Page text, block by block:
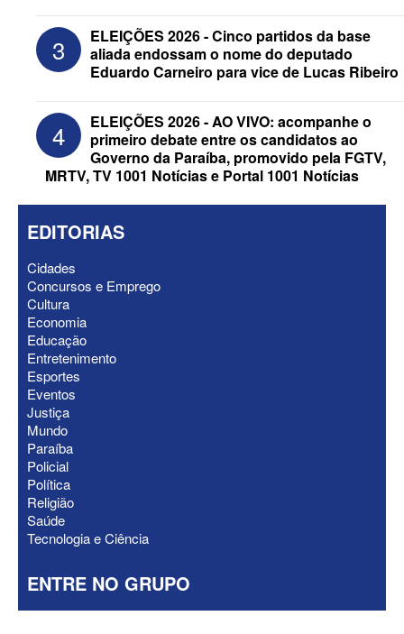
Senado da Paraíba
ELEIÇÕES 2026 - Senado: Novo
anuncia Zé Carneiro e Pastor Jader
Medeiros na suplência de Major Fábio
3
ELEIÇÕES 2026 - Cinco partidos da base
aliada endossam o nome do deputado
Eduardo Carneiro para vice de Lucas Ribeiro
4
ELEIÇÕES 2026 - AO VIVO: acompanhe o
primeiro debate entre os candidatos ao
Governo da Paraíba, promovido pela FGTV,
MRTV, TV 1001 Notícias e Portal 1001 Notícias
EDITORIAS
Cidades
Concursos e Emprego
Cultura
Economia
Educação
Entretenimento
Esportes
Eventos
Justiça
Mundo
Paraíba
Policial
Política
Religião
Saúde
Tecnologia e Ciência
ENTRE NO GRUPO